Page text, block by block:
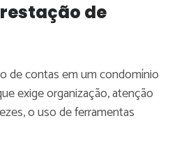
de
de contas em um condomínio
exige organização, atenção
o uso de ferramentas